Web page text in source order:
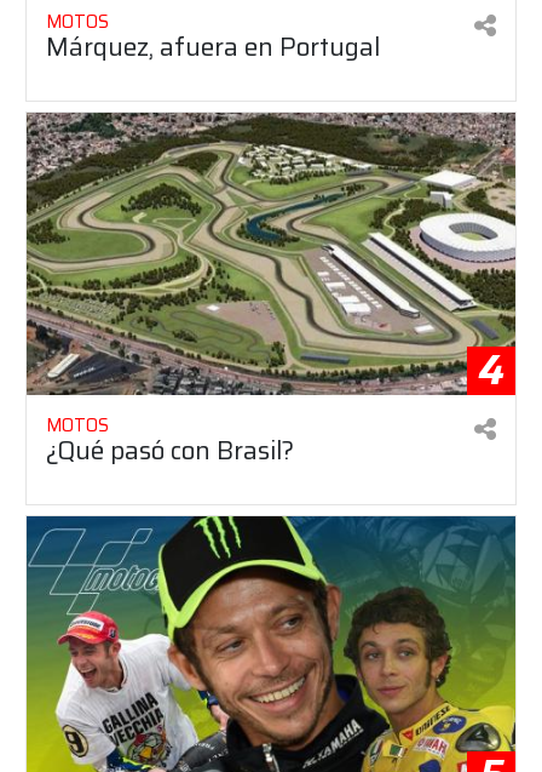
MOTOS
Márquez, afuera en Portugal
4
MOTOS
¿Qué pasó con Brasil?